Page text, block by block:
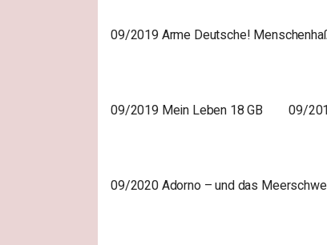
09/2019 Arme Deutsche!
09/2019 Mein Leben 18 GB 09/
09/2020 Adorno – und das